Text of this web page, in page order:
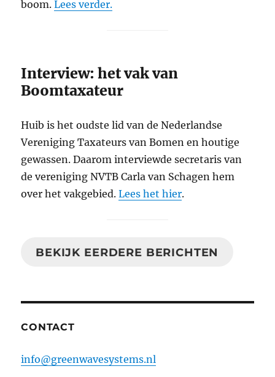
boom.Lees verder.
Interview: het vak van
Boomtaxateur
Huib is het oudste lid van de Nederlandse
Vereniging Taxateurs van Bomen en houtige
gewassen. Daarom interviewde secretaris van
de vereniging NVTB Carla van Schagen hem
over het vakgebied.Lees het hier.
BEKIJK EERDERE BERICHTEN
CONTACT
info@greenwavesystems.nl